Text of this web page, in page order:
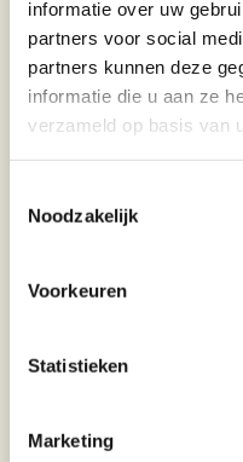
informatie over uw
partners voor social
partners kunnen deze
informatie die u aan ze
verzameld op basis van
Noodzakelijk
Voorkeuren
Statistieken
Marketing